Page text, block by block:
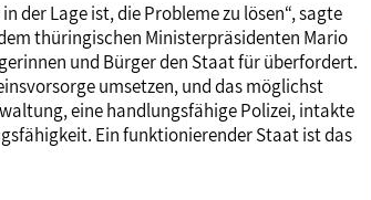
der Lage ist, die Probleme zu lösen“, sagte
thüringischen Ministerpräsidenten Mario
und Bürger den Staat für überfordert.
umsetzen, und das möglichst
eine handlungsfähige Polizei, intakte
Ein funktionierender Staat ist das